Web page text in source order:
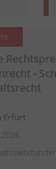
-
Erfurt